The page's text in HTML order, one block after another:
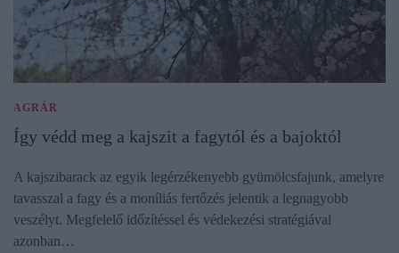
AGRÁR
Így védd meg a kajszit a fagytól és a bajoktól
A kajszibarack az egyik legérzékenyebb gyümölcsfajunk, amelyre
tavasszal a fagy és a moníliás fertőzés jelentik a legnagyobb
veszélyt. Megfelelő időzítéssel és védekezési stratégiával
azonban…